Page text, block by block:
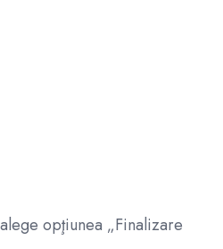
opţiunea „Finalizare